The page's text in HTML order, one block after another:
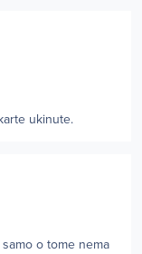
ukinute.
o tome nema